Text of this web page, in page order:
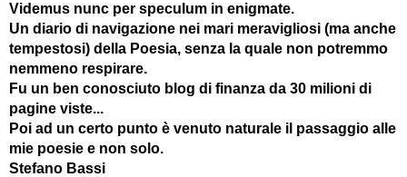
Videmus nunc per speculum in enigmate.
Un diario di navigazione nei mari meravigliosi (ma anche
tempestosi) della Poesia, senza la quale non potremmo
nemmeno respirare.
Fu un ben conosciuto blog di finanza da 30 milioni di
pagine viste...
Poi ad un certo punto è venuto naturale il passaggio alle
mie poesie e non solo.
Stefano Bassi